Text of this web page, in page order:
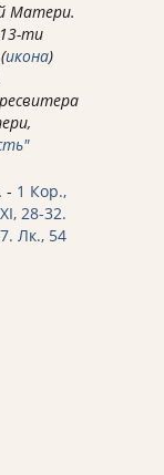
Матери.
ти
(икона)
- 1 Кор.,
28-32.
Лк., 54